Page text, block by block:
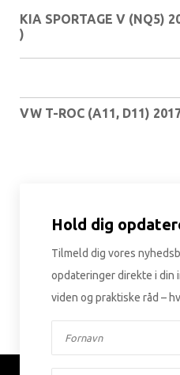
KIA SPORTAGE V (NQ5)
)
VW T-ROC (A11, D11)
Hold dig
Tilmeld dig vores
opdateringer direkte i din
viden og praktiske råd –